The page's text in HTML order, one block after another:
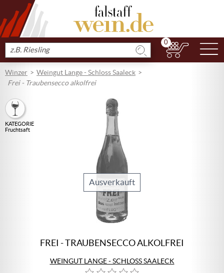
Produkt
suchen
0
Winzer
Weingut Lange - Schloss Saaleck
Frei - Traubensecco alkolfrei
KATEGORIE
Fruchtsaft
Ausverkauft
FREI - TRAUBENSECCO ALKOLFREI
WEINGUT LANGE - SCHLOSS SAALECK